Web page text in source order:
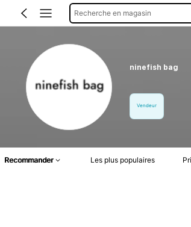
Recherche en magasin
ninefish bag
Vendeur
Recommander Les plus populaires